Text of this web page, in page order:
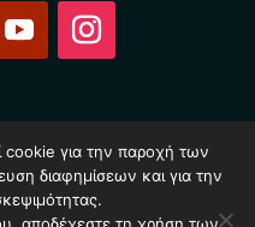
All Rights
Προσωπικών
cookie για την παροχή των
διαφημίσεων και για την